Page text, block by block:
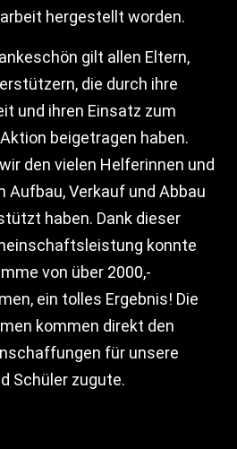
hergestellt worden.
gilt allen Eltern,
die durch ihre
und ihren Einsatz zum
beigetragen haben.
den vielen Helferinnen und
Aufbau, Verkauf und Abbau
haben. Dank dieser
konnte
von über 2000,-
ein tolles Ergebnis! Die
kommen direkt den
für unsere
Schüler zugute.